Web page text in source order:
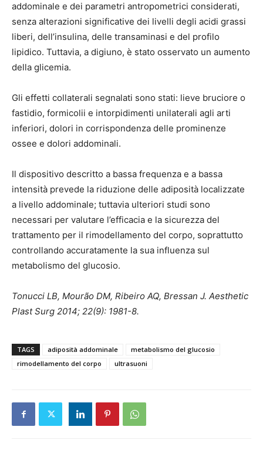
addominale e dei parametri antropometrici considerati,
senza alterazioni significative dei livelli degli acidi grassi
liberi, dell’insulina, delle transaminasi e del profilo
lipidico. Tuttavia, a digiuno, è stato osservato un aumento
della glicemia.
Gli effetti collaterali segnalati sono stati: lieve bruciore o
fastidio, formicolii e intorpidimenti unilaterali agli arti
inferiori, dolori in corrispondenza delle prominenze
ossee e dolori addominali.
Il dispositivo descritto a bassa frequenza e a bassa
intensità prevede la riduzione delle adiposità localizzate
a livello addominale; tuttavia ulteriori studi sono
necessari per valutare l’efficacia e la sicurezza del
trattamento per il rimodellamento del corpo, soprattutto
controllando accuratamente la sua influenza sul
metabolismo del glucosio.
Tonucci LB, Mourão DM, Ribeiro AQ, Bressan J. Aesthetic
Plast Surg 2014; 22(9): 1981-8.
TAGS adiposità addominale
metabolismo del glucosio
rimodellamento del corpo
ultrasuoni